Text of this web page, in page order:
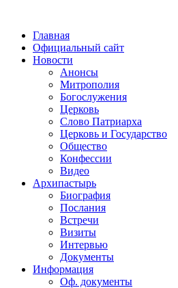
Главная
Официальный сайт
Новости
Анонсы
Митрополия
Богослужения
Церковь
Слово Патриарха
Церковь и Государство
Общество
Конфессии
Видео
Архипастырь
Биография
Послания
Встречи
Визиты
Интервью
Документы
Информация
Оф. документы